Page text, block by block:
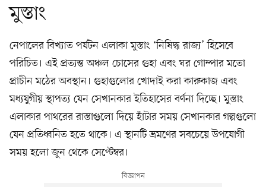
মুস্তাং
নেপালের বিখ্যাত পর্যটন এলাকা মুস্তাং ‘নিষিদ্ধ রাজ্য’ হিসেবে
পরিচিত। এই প্রত্যন্ত অঞ্চল চোসের গুহা এবং ঘর গোম্পার মতো
প্রাচীন মঠের অবস্থান। গুহাগুলোর খোদাই করা কারুকাজ এবং
মধ্যযুগীয় স্থাপত্য যেন সেখানকার ইতিহাসের বর্ণনা দিচ্ছে। মুস্তাং
এলাকার পাথরের রাস্তাগুলো দিয়ে হাঁটার সময় সেখানকার গল্পগুলো
যেন প্রতিধ্বনিত হতে থাকে। এ স্থানটি ভ্রমণের সবচেয়ে উপযোগী
সময় হলো জুন থেকে সেপ্টেম্বর।